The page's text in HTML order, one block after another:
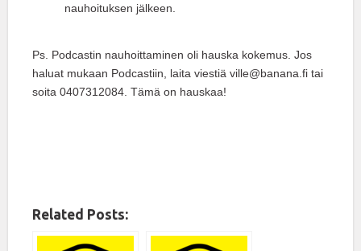
nauhoituksen jälkeen.
Ps. Podcastin nauhoittaminen oli hauska kokemus. Jos
haluat mukaan Podcastiin, laita viestiä ville@banana.fi tai
soita 0407312084. Tämä on hauskaa!
Related Posts: